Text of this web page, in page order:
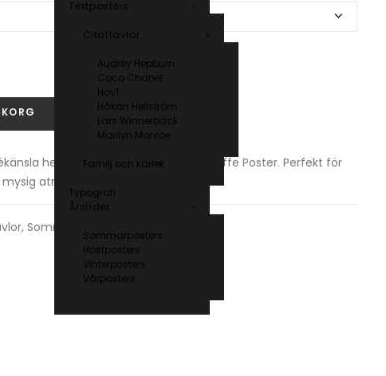
Textposters
Citattavlor
Audrey Hepburn
Coco Chanel
Hov1
Håkan Hellström
Lars Winnerbäck
Marilyn Monroe
Familj och kärlek
Typografi
Årstider
Sommarposters
Höstposters
Vinterposters
Vårposters
hemma med vår Croissant & Kaffe Poster. Perfekt för
atmosfär i köket. Endast 99 kr!
, Sommarposters